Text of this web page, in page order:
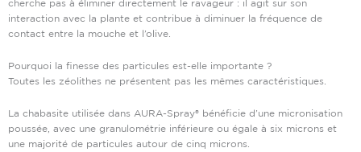
cherche pas à éliminer directement le ravageur : il agit sur son
interaction avec la plante et contribue à diminuer la fréquence de
contact entre la mouche et l’olive.
Pourquoi la finesse des particules est-elle importante ?
Toutes les zéolithes ne présentent pas les mêmes caractéristiques.
La chabasite utilisée dans AURA-Spray® bénéficie d’une micronisation
poussée, avec une granulométrie inférieure ou égale à six microns et
une majorité de particules autour de cinq microns.